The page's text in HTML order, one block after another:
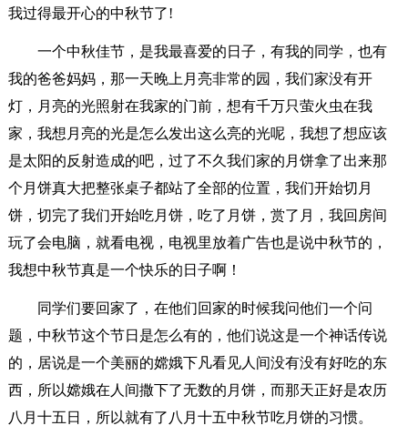
我过得最开心的中秋节了!
一个中秋佳节，是我最喜爱的日子，有我的同学，也有
我的爸爸妈妈，那一天晚上月亮非常的园，我们家没有开
灯，月亮的光照射在我家的门前，想有千万只萤火虫在我
家，我想月亮的光是怎么发出这么亮的光呢，我想了想应该
是太阳的反射造成的吧，过了不久我们家的月饼拿了出来那
个月饼真大把整张桌子都站了全部的位置，我们开始切月
饼，切完了我们开始吃月饼，吃了月饼，赏了月，我回房间
玩了会电脑，就看电视，电视里放着广告也是说中秋节的，
我想中秋节真是一个快乐的日子啊！
同学们要回家了，在他们回家的时候我问他们一个问
题，中秋节这个节日是怎么有的，他们说这是一个神话传说
的，居说是一个美丽的嫦娥下凡看见人间没有没有好吃的东
西，所以嫦娥在人间撒下了无数的月饼，而那天正好是农历
八月十五日，所以就有了八月十五中秋节吃月饼的习惯。